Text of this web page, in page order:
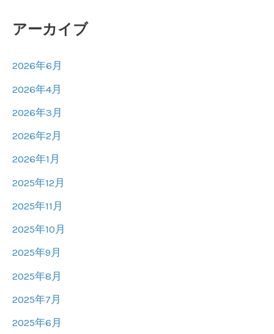
アーカイブ
2026年6月
2026年4月
2026年3月
2026年2月
2026年1月
2025年12月
2025年11月
2025年10月
2025年9月
2025年8月
2025年7月
2025年6月